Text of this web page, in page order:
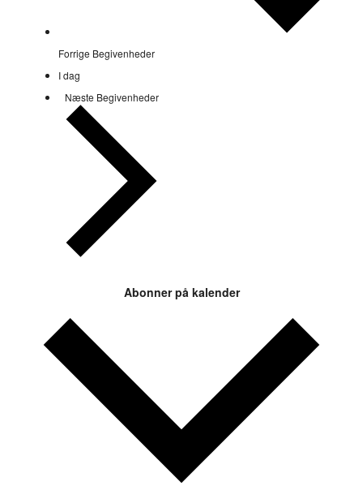
Forrige Begivenheder
I dag
Næste Begivenheder
Abonner på kalender